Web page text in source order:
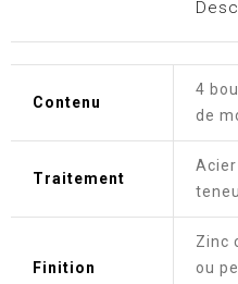
Contenu
4
de
Traitement
Finition
Zinc
ou